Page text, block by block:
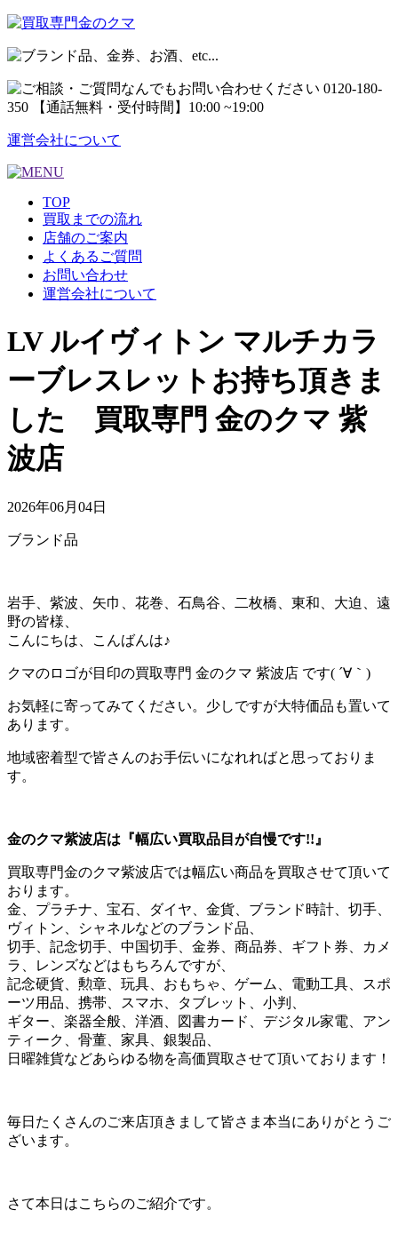
運営会社について
TOP
買取までの流れ
店舗のご案内
よくあるご質問
お問い合わせ
運営会社について
LV ルイヴィトン マルチカラ
ーブレスレットお持ち頂きま
した 買取専門 金のクマ 紫
波店
2026年06月04日
ブランド品
岩手、紫波、矢巾、花巻、石鳥谷、二枚橋、東和、大迫、遠
野の皆様、
こんにちは、こんばんは♪
クマのロゴが目印の買取専門 金のクマ 紫波店 です( ´∀｀)
お気軽に寄ってみてください。少しですが大特価品も置いて
あります。
地域密着型で皆さんのお手伝いになれればと思っておりま
す。
金のクマ紫波店は『幅広い買取品目が自慢です!!』
買取専門金のクマ紫波店では幅広い商品を買取させて頂いて
おります。
金、プラチナ、宝石、ダイヤ、金貨、ブランド時計、切手、
ヴィトン、シャネルなどのブランド品、
切手、記念切手、中国切手、金券、商品券、ギフト券、カメ
ラ、レンズなどはもちろんですが、
記念硬貨、勲章、玩具、おもちゃ、ゲーム、電動工具、スポ
ーツ用品、携帯、スマホ、タブレット、小判、
ギター、楽器全般、洋酒、図書カード、デジタル家電、アン
ティーク、骨董、家具、銀製品、
日曜雑貨などあらゆる物を高価買取させて頂いております！
毎日たくさんのご来店頂きまして皆さま本当にありがとうご
ざいます。
さて本日はこちらのご紹介です。